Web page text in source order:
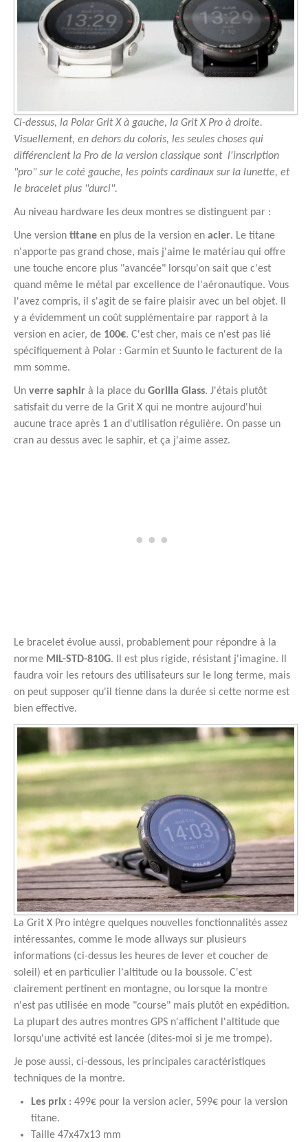
Ci-dessus, la Polar Grit X à gauche, la Grit X Pro à droite.
Visuellement, en dehors du coloris, les seules choses qui
différencient la Pro de la version classique sont l'inscription
"pro" sur le coté gauche, les points cardinaux sur la lunette, et
le bracelet plus "durci".
Au niveau hardware les deux montres se distinguent par :
Une version titane en plus de la version en acier. Le titane
n'apporte pas grand chose, mais j'aime le matériau qui offre
une touche encore plus "avancée" lorsqu'on sait que c'est
quand même le métal par excellence de l'aéronautique. Vous
l'avez compris, il s'agit de se faire plaisir avec un bel objet. Il
y a évidemment un coût supplémentaire par rapport à la
version en acier, de 100€. C'est cher, mais ce n'est pas lié
spécifiquement à Polar : Garmin et Suunto le facturent de la
mm somme.
Un verre saphir à la place du Gorilla Glass. J'étais plutôt
satisfait du verre de la Grit X qui ne montre aujourd'hui
aucune trace après 1 an d'utilisation régulière. On passe un
cran au dessus avec le saphir, et ça j'aime assez.
Le bracelet évolue aussi, probablement pour répondre à la
norme MIL-STD-810G. Il est plus rigide, résistant j'imagine. Il
faudra voir les retours des utilisateurs sur le long terme, mais
on peut supposer qu'il tienne dans la durée si cette norme est
bien effective.
La Grit X Pro intègre quelques nouvelles fonctionnalités assez
intéressantes, comme le mode allways sur plusieurs
informations (ci-dessus les heures de lever et coucher de
soleil) et en particulier l'altitude ou la boussole. C'est
clairement pertinent en montagne, ou lorsque la montre
n'est pas utilisée en mode "course" mais plutôt en expédition.
La plupart des autres montres GPS n'affichent l'altitude que
lorsqu'une activité est lancée (dites-moi si je me trompe).
Je pose aussi, ci-dessous, les principales caractéristiques
techniques de la montre.
Les prix : 499€ pour la version acier, 599€ pour la version
titane.
Taille 47x47x13 mm